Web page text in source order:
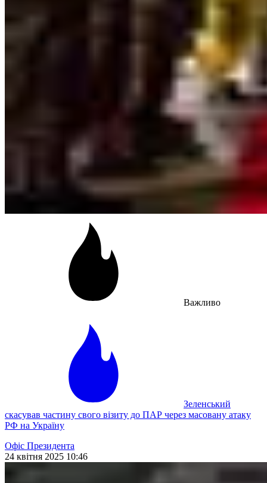
Важливо
Зеленський
скасував частину свого візиту до ПАР через масовану атаку
РФ на Україну
Офіс Президента
24 квітня 2025 10:46